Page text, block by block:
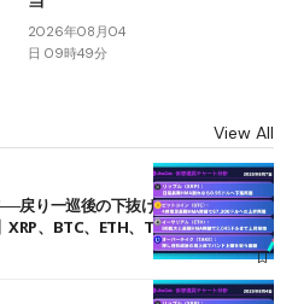
2026年08月04
日 09時49分
View All
戻り一巡後の下抜けで0.95ドルを試
、BTC、ETH、TAKE